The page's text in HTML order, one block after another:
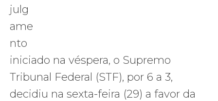
julg
ame
nto
iniciado na véspera, o Supremo
Tribunal Federal (STF), por 6 a 3,
decidiu na sexta-feira (29) a favor da